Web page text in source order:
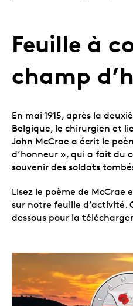
Feuille à
champ
En mai 1915, après la
Belgique, le chirurgien et
John McCrae a écrit le
d’honneur », qui a fait du
souvenir des soldats
Lisez le poème de McCrae
sur notre feuille d’activité.
dessous pour la